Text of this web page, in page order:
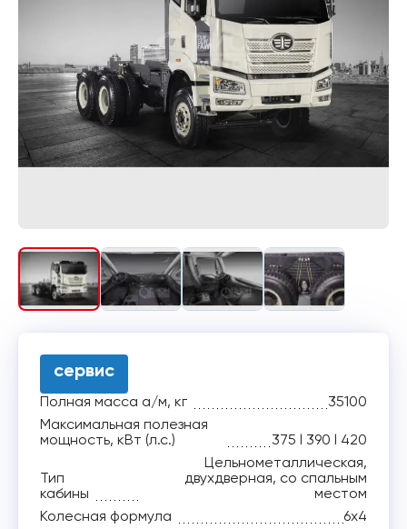
сервис
Полная масса а/м, кг
35100
Максимальная полезная
мощность, кВт (л.с.)
375 l 390 l 420
Тип
кабины
Цельнометаллическая,
двухдверная, со спальным
местом
Колесная формула
6x4